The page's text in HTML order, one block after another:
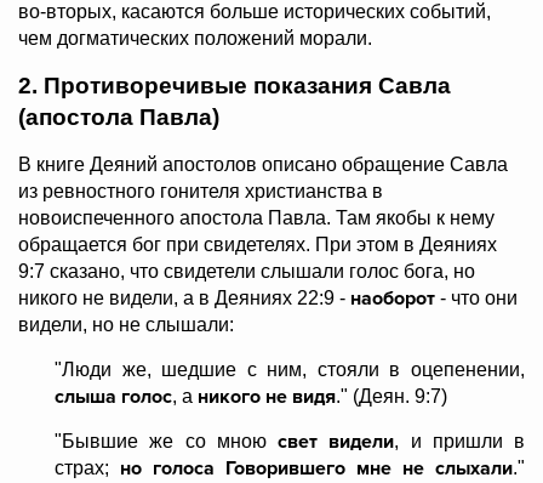
во-вторых, касаются больше исторических событий,
чем догматических положений морали.
2. Противоречивые показания Савла
(апостола Павла)
В книге Деяний апостолов описано обращение Савла
из ревностного гонителя христианства в
новоиспеченного апостола Павла. Там якобы к нему
обращается бог при свидетелях. При этом в Деяниях
9:7 сказано, что свидетели слышали голос бога, но
никого не видели, а в Деяниях 22:9 - наоборот - что они
видели, но не слышали:
"Люди же, шедшие с ним, стояли в оцепенении,
слыша голос, а никого не видя." (Деян. 9:7)
"Бывшие же со мноюсвет видели, и пришли в
страх; но голоса Говорившего мне не слыхали."